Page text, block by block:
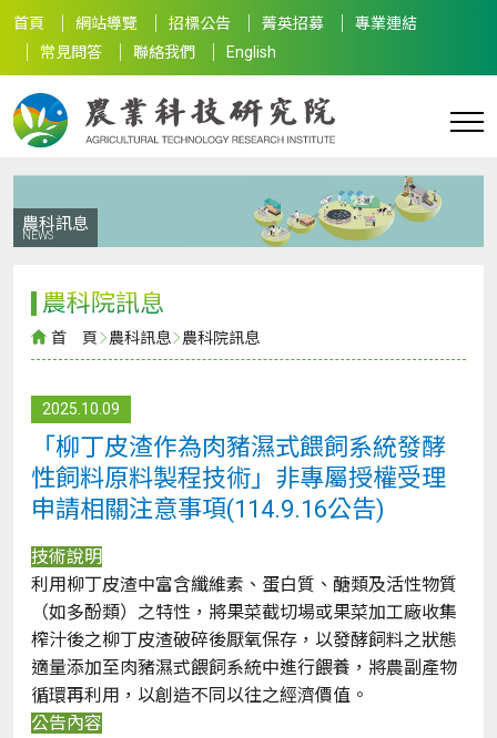
首頁 網站導覽 招標公告 菁英招募
專業連結
常見問答
聯絡我們 English
農科訊息
NEWS
農科院訊息
首 頁 農科訊息 農科院訊息
2025.10.09
「柳丁皮渣作為肉豬濕式餵飼系統發酵
性飼料原料製程技術」非專屬授權受理
申請相關注意事項(114.9.16公告)
技術說明
利用柳丁皮渣中富含纖維素、蛋白質、醣類及活性物質
（如多酚類）之特性，將果菜截切場或果菜加工廠收集
榨汁後之柳丁皮渣破碎後厭氧保存，以發酵飼料之狀態
適量添加至肉豬濕式餵飼系統中進行餵養，將農副產物
循環再利用，以創造不同以往之經濟價值。
公告內容